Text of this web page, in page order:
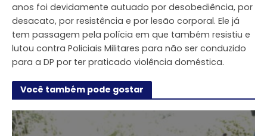
anos foi devidamente autuado por desobediência, por
desacato, por resistência e por lesão corporal. Ele já
tem passagem pela polícia em que também resistiu e
lutou contra Policiais Militares para não ser conduzido
para a DP por ter praticado violência doméstica.
Você também pode gostar